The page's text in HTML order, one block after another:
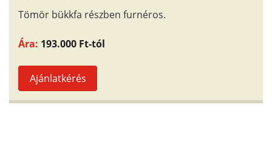
Tömör bükkfa részben furnéros.
Ára: 193.000 Ft-tól
Ajánlatkérés